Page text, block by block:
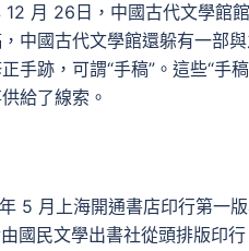
月 26日，中國古代文學館
中國古代文學館還躲有一部
手跡，可謂“手稿”。這些“手
給了線索。
5 月上海開通書店印行第一
國民文學出書社從頭排版印